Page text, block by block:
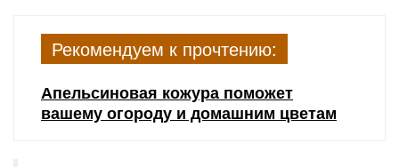
Рекомендуем к прочтению:
Апельсиновая кожура поможет
вашему огороду и домашним цветам